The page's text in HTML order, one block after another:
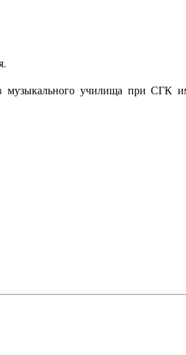
музыкального училища при